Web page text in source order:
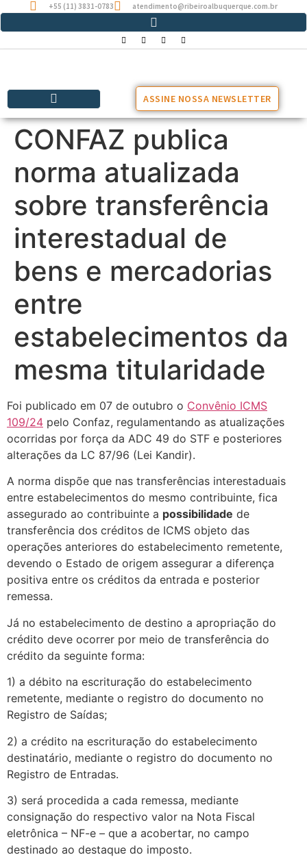
+55 (11) 3831-0783 atendimento@ribeiroalbuquerque.com.br
ASSINE NOSSA NEWSLETTER
CONFAZ publica
norma atualizada
sobre transferência
interestadual de
bens e mercadorias
entre
estabelecimentos da
mesma titularidade
Foi publicado em 07 de outubro o Convênio ICMS
109/24 pelo Confaz, regulamentando as atualizações
ocorridas por força da ADC 49 do STF e posteriores
alterações da LC 87/96 (Lei Kandir).
A norma dispõe que nas transferências interestaduais
entre estabelecimentos do mesmo contribuinte, fica
assegurado ao contribuinte a possibilidade de
transferência dos créditos de ICMS objeto das
operações anteriores do estabelecimento remetente,
devendo o Estado de origem assegurar a diferença
positiva entre os créditos da entrada e posterior
remessa.
Já no estabelecimento de destino a apropriação do
crédito deve ocorrer por meio de transferência do
crédito da seguinte forma:
1) a débito na escrituração do estabelecimento
remetente, mediante o registro do documento no
Registro de Saídas;
2) a crédito na escrituração do estabelecimento
destinatário, mediante o registro do documento no
Registro de Entradas.
3) será procedida a cada remessa, mediante
consignação do respectivo valor na Nota Fiscal
eletrônica – NF-e – que a acobertar, no campo
destinado ao destaque do imposto.